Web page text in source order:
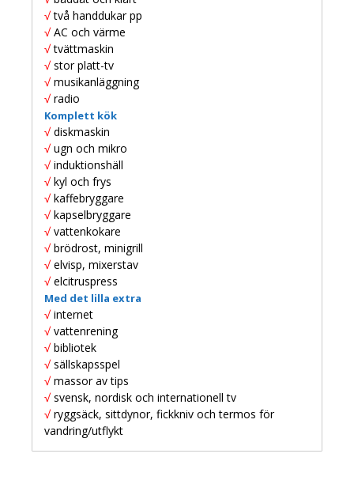
√två handdukar pp
√ AC och värme
√tvättmaskin
√ stor platt-tv
√ musikanläggning
√ radio
Komplett kök
√ diskmaskin
√ ugn och mikro
√ induktionshäll
√ kyl och frys
√ kaffebryggare
√ kapselbryggare
√ vattenkokare
√ brödrost, minigrill
√ elvisp, mixerstav
√ elcitruspress
Med det lilla extra
√ internet
√ vattenrening
√ bibliotek
√ sällskapsspel
√ massor av tips
√ svensk, nordisk och internationell tv
√ ryggsäck, sittdynor, fickkniv och termos för
vandring/utflykt